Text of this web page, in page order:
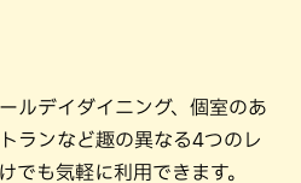
ルデイダイニング、個室のあ
ランなど趣の異なる4つのレ
でも気軽に利用できます。